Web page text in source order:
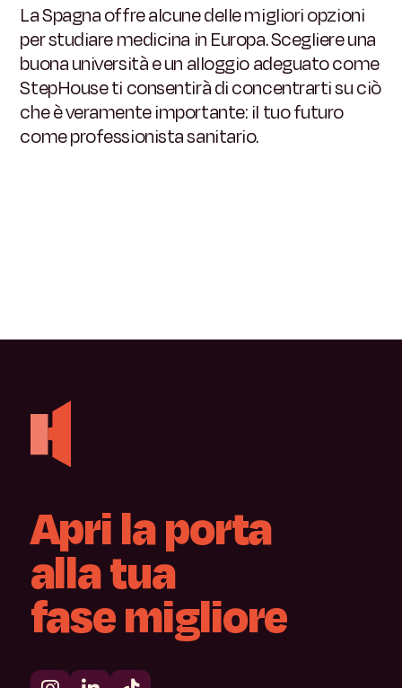
La Spagna offre alcune delle migliori opzioni
per studiare medicina in Europa. Scegliere una
buona università e un alloggio adeguato come
StepHouse ti consentirà di concentrarti su ciò
che è veramente importante: il tuo futuro
come professionista sanitario.
Aprilaporta
allatua
fasemigliore